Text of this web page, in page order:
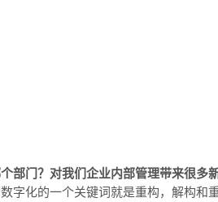
部门？对我们企业内部管理带来很多
字化的一个关键词就是重构，解构和